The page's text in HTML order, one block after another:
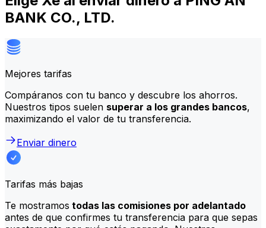
BANK CO., LTD.
Mejores tarifas
Compáranos con tu banco y descubre los ahorros.
Nuestros tipos suelen superar a los grandes bancos,
maximizando el valor de tu transferencia.
Enviar dinero
Tarifas más bajas
Te mostramos todas las comisiones por adelantado
antes de que confirmes tu transferencia para que sepas